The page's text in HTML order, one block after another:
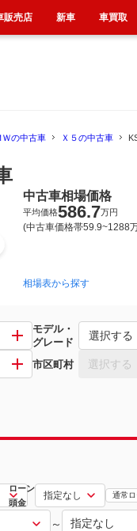
Ｗの中古車 Ｘ５の中古車
2013年11月~2019年9月
中古車相場価格
平均価格586.7万円
(中古車価格帯59.9~1288
相場表から探す
モデル・
グレード
選択する
市区町村 選択する
ローン
頭金
通常
～
販売店 新車 車買取